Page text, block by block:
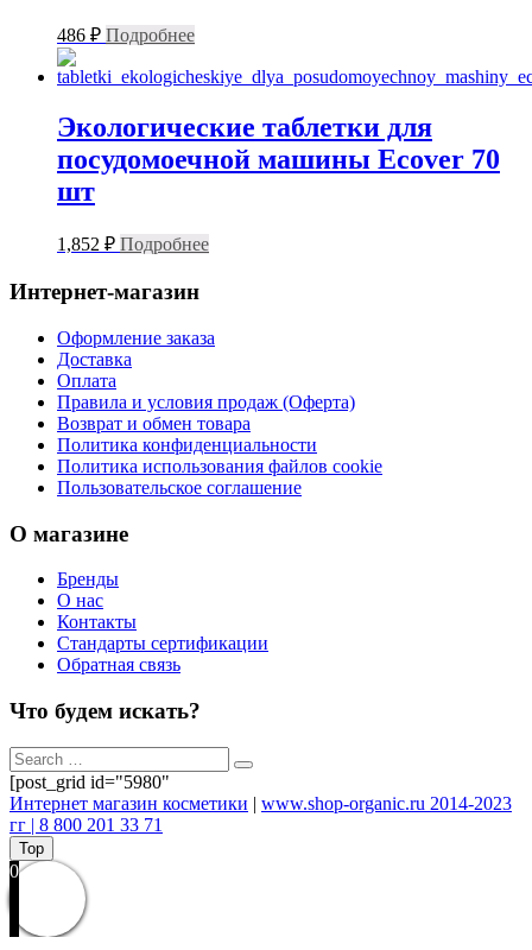
486 ₽ Подробнее
Экологические таблетки для
посудомоечной машины Ecover 70
шт
1,852 ₽ Подробнее
Интернет-магазин
Оформление заказа
Доставка
Оплата
Правила и условия продаж (Оферта)
Возврат и обмен товара
Политика конфиденциальности
Политика использования файлов cookie
Пользовательское соглашение
О магазине
Бренды
О нас
Контакты
Стандарты сертификации
Обратная связь
Что будем искать?
[post_grid id="5980"
Интернет магазин косметики | www.shop-organic.ru 2014-2023
гг | 8 800 201 33 71
Top
0